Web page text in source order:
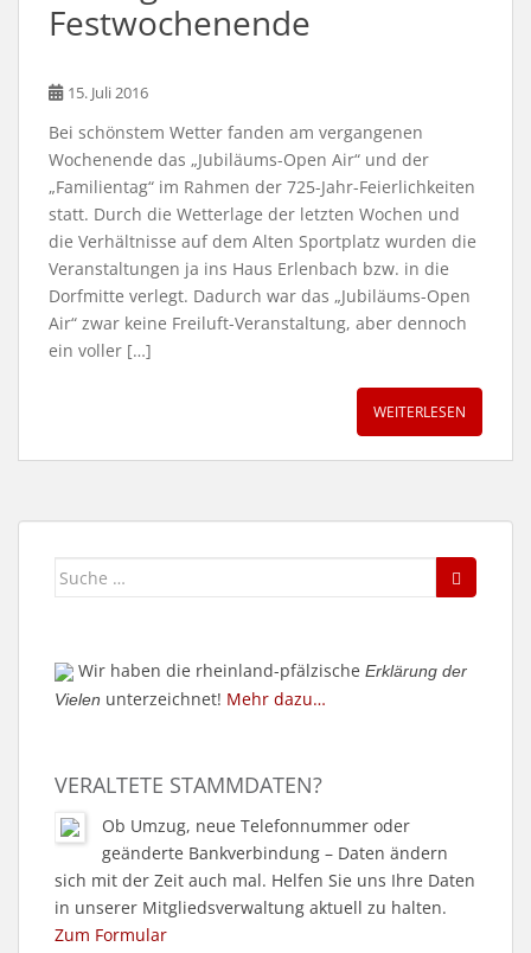
Festwochenende
15. Juli 2016
Bei schönstem Wetter fanden am vergangenen
Wochenende das „Jubiläums-Open Air“ und der
„Familientag“ im Rahmen der 725-Jahr-Feierlichkeiten
statt. Durch die Wetterlage der letzten Wochen und
die Verhältnisse auf dem Alten Sportplatz wurden die
Veranstaltungen ja ins Haus Erlenbach bzw. in die
Dorfmitte verlegt. Dadurch war das „Jubiläums-Open
Air“ zwar keine Freiluft-Veranstaltung, aber dennoch
ein voller […]
WEITERLESEN
Suche
Wir haben die rheinland-pfälzische Erklärung der
Vielen unterzeichnet! Mehr dazu…
VERALTETE STAMMDATEN?
Ob Umzug, neue Telefonnummer oder
geänderte Bankverbindung – Daten ändern
sich mit der Zeit auch mal. Helfen Sie uns Ihre Daten
in unserer Mitgliedsverwaltung aktuell zu halten.
Zum Formular